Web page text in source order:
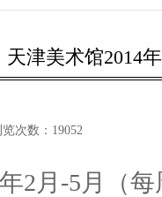
天津美术馆2014
次数： 19052
2月-5月（